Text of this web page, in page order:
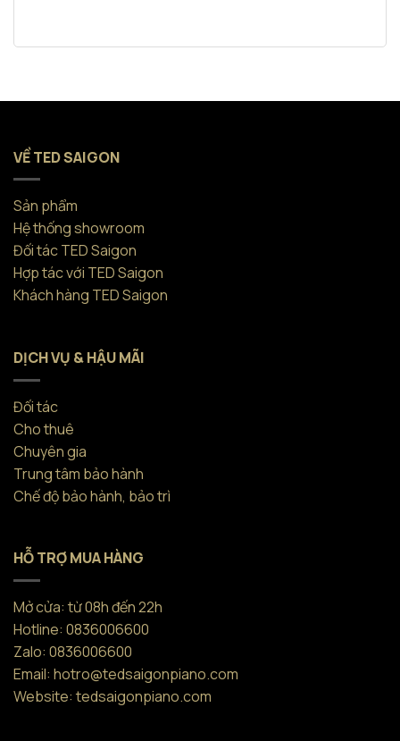
VỀ TED SAIGON
Sản phẩm
Hệ thống showroom
Đối tác TED Saigon
Hợp tác với TED Saigon
Khách hàng TED Saigon
DỊCH VỤ & HẬU MÃI
Đối tác
Cho thuê
Chuyên gia
Trung tâm bảo hành
Chế độ bảo hành, bảo trì
HỖ TRỢ MUA HÀNG
Mở cửa: từ 08h đến 22h
Hotline: 0836006600
Zalo: 0836006600
Email: hotro@tedsaigonpiano.com
Website: tedsaigonpiano.com